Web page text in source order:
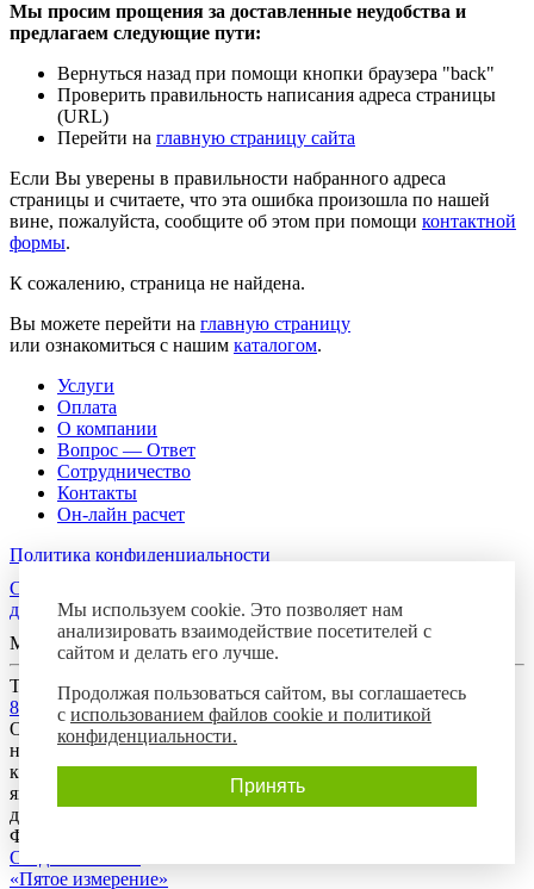
Мы просим прощения за доставленные неудобства и
предлагаем следующие пути:
Вернуться назад при помощи кнопки браузера "back"
Проверить правильность написания адреса страницы
(URL)
Перейти на главную страницу сайта
Если Вы уверены в правильности набранного адреса
страницы и считаете, что эта ошибка произошла по нашей
вине, пожалуйста, сообщите об этом при помощи контактной
формы.
К сожалению, страница не найдена.
Вы можете перейти на главную страницу
или ознакомиться с нашим каталогом.
Услуги
Оплата
О компании
Вопрос — Ответ
Сотрудничество
Контакты
Он-лайн расчет
Политика конфиденциальности
Согласие посетителя сайта на обработку персональных
данных
Мы в соцсетях
Телефон горячей линии
8-800-700-8788
Обращаем Ваше внимание на то, что данный интернет-сайт
носит исключительно информационный характер и ни при
каких условиях предложения, размещенные на нем, не
являются публичной офертой, определяемой положениями
действующего гражданского законодательства Российской
Федерации.
Создание сайта:
«Пятое измерение»
Мы используем cookie. Это позволяет нам
анализировать взаимодействие посетителей с
сайтом и делать его лучше.
Продолжая пользоваться сайтом, вы соглашаетесь
с использованием файлов cookie и политикой
конфиденциальности.
Принять